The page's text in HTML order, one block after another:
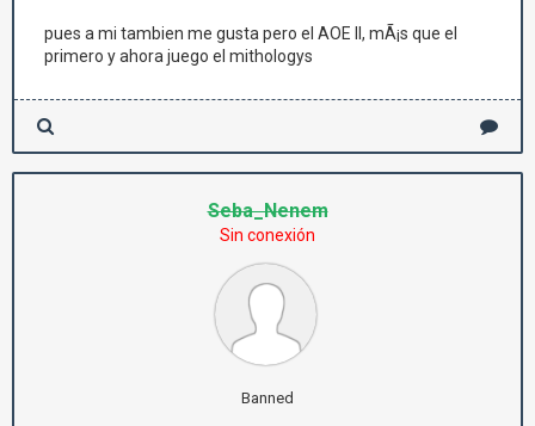
pues a mi tambien me gusta pero el AOE II, mÃ¡s que el
primero y ahora juego el mithologys
Seba_Nenem
Sin conexión
Banned